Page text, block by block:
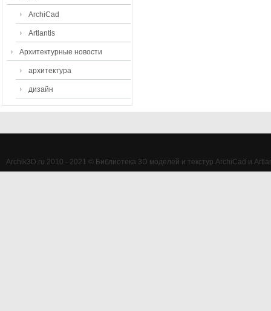
ArchiCad
Artlantis
Архитектурные новости
архитектура
дизайн
Archik3D.ru 2010 - 2021 © Библиотека 3D моделей и текстур ArchiCad и